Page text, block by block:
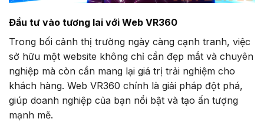
Đầu tư vào tương lai với Web VR360
Trong bối cảnh thị trường ngày càng cạnh tranh, việc
sở hữu một website không chỉ cần đẹp mắt và chuyên
nghiệp mà còn cần mang lại giá trị trải nghiệm cho
khách hàng. Web VR360 chính là giải pháp đột phá,
giúp doanh nghiệp của bạn nổi bật và tạo ấn tượng
mạnh mẽ.